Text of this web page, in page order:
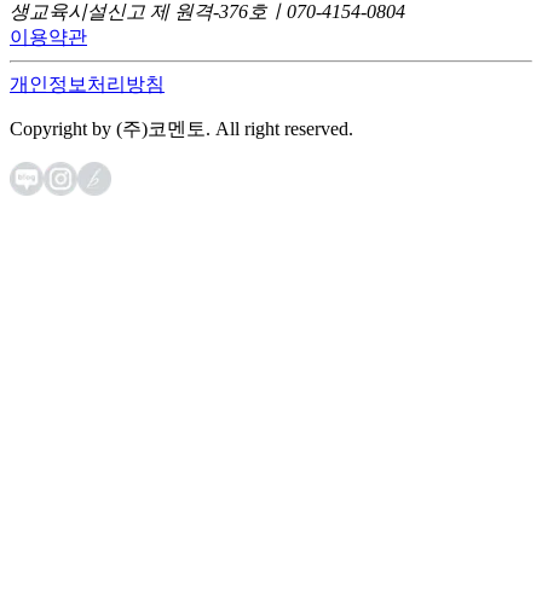
생교육시설신고 제 원격-376호ㅣ070-4154-0804
이용약관
개인정보처리방침
Copyright by (주)코멘토. All right reserved.